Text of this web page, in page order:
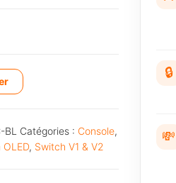
e
Catégories : Console,
, Switch V1 & V2
🔒
💸